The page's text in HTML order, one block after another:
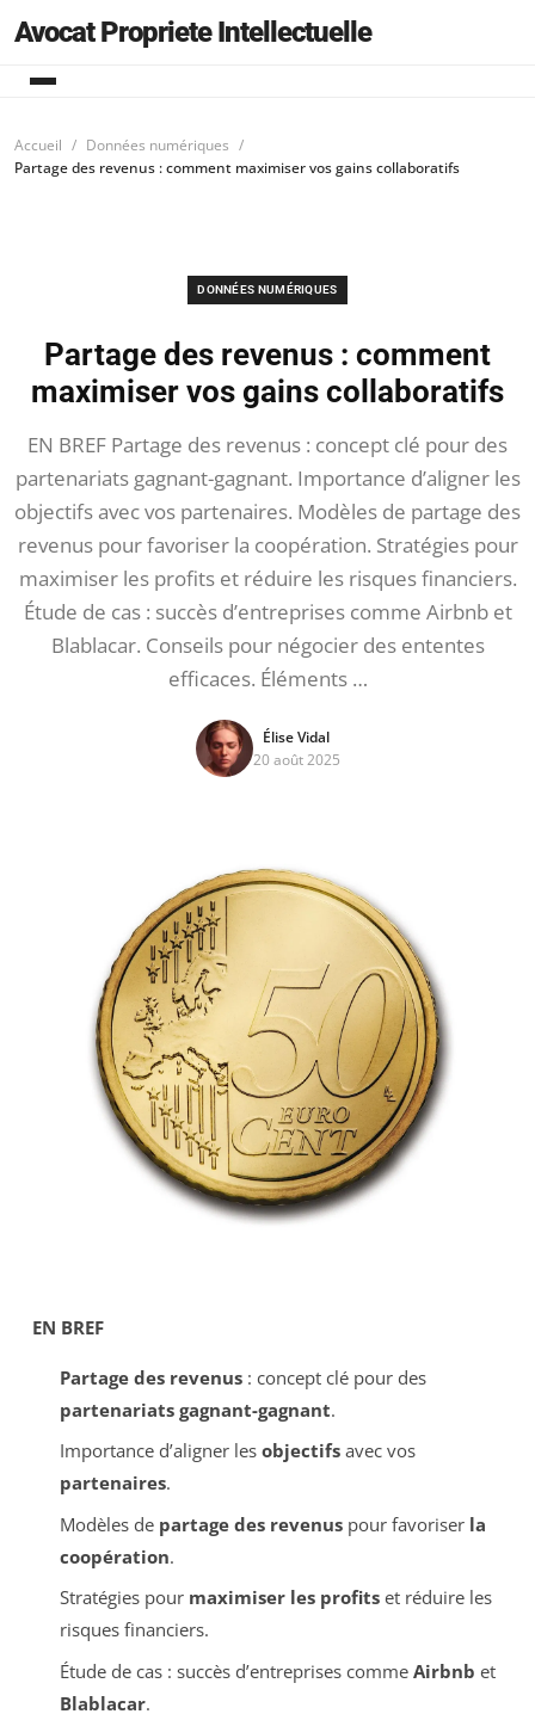
Avocat Propriete Intellectuelle
Accueil
Données numériques
Partage des revenus : comment maximiser vos gains collaboratifs
DONNÉES NUMÉRIQUES
Partage des revenus : comment
maximiser vos gains collaboratifs
EN BREF Partage des revenus : concept clé pour des
partenariats gagnant-gagnant. Importance d’aligner les
objectifs avec vos partenaires. Modèles de partage des
revenus pour favoriser la coopération. Stratégies pour
maximiser les profits et réduire les risques financiers.
Étude de cas : succès d’entreprises comme Airbnb et
Blablacar. Conseils pour négocier des ententes
efficaces. Éléments …
Élise Vidal
20 août 2025
EN BREF
Partage des revenus: concept clé pour des
partenariats gagnant-gagnant.
Importance d’aligner les objectifsavec vos
partenaires.
Modèles de partage des revenuspour favoriser la
coopération.
Stratégies pour maximiser les profitset réduire les
risques financiers.
Étude de cas : succès d’entreprises comme Airbnb et
Blablacar.